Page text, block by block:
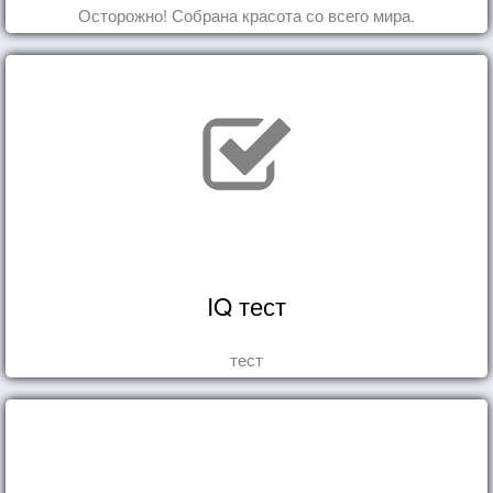
Осторожно! Собрана красота со всего мира.
IQ тест
тест